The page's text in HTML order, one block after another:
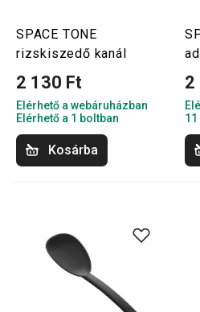
SPACE TONE
rizskiszedő kanál
2 130 Ft
Elérhető a webáruházban
Elérhető a 1 boltban
Kosárba
2